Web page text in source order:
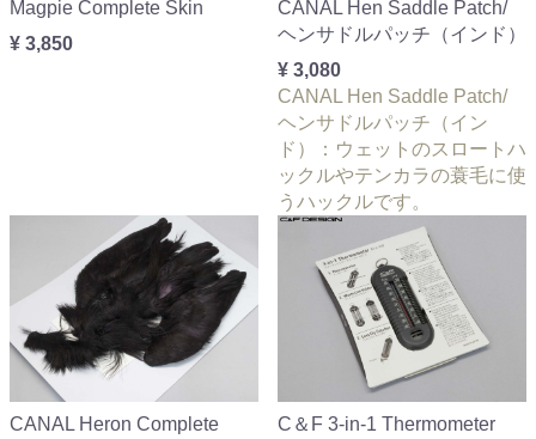
Magpie Complete Skin
¥ 3,850
CANAL Hen Saddle Patch/
ヘンサドルパッチ（インド）
¥ 3,080
CANAL Hen Saddle Patch/
ヘンサドルパッチ（イン
ド）：ウェットのスロートハ
ックルやテンカラの蓑毛に使
うハックルです。
CANAL Heron Complete
C＆F 3-in-1 Thermometer